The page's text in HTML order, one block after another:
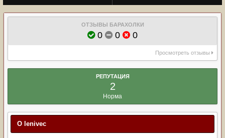
ОТЗЫВЫ БАРАХОЛКИ
0 0 0
Просмотреть отзывы
РЕПУТАЦИЯ
2
Норма
О leniveс